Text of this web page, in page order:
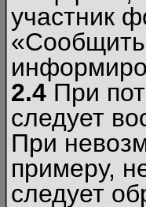
участник
2.4 При
следует
При
примеру,
следует